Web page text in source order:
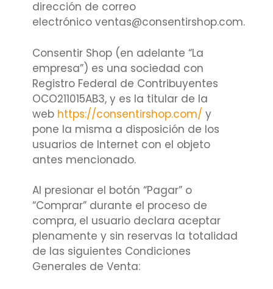
dirección de correo
electrónico ventas@consentirshop.com.
Consentir Shop (en adelante “La
empresa”) es una sociedad con
Registro Federal de Contribuyentes
OCO211015AB3, y es la titular de la
web https://consentirshop.com/ y
pone la misma a disposición de los
usuarios de Internet con el objeto
antes mencionado.
Al presionar el botón “Pagar” o
“Comprar” durante el proceso de
compra, el usuario declara aceptar
plenamente y sin reservas la totalidad
de las siguientes Condiciones
Generales de Venta: